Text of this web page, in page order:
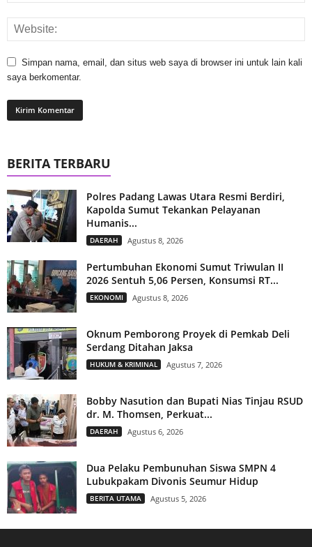
Simpan nama, email, dan situs web saya di browser ini untuk lain kali
saya berkomentar.
BERITA TERBARU
Polres Padang Lawas Utara Resmi Berdiri,
Kapolda Sumut Tekankan Pelayanan
Humanis...
DAERAH Agustus 8, 2026
Pertumbuhan Ekonomi Sumut Triwulan II
2026 Sentuh 5,06 Persen, Konsumsi RT...
EKONOMI Agustus 8, 2026
Oknum Pemborong Proyek di Pemkab Deli
Serdang Ditahan Jaksa
HUKUM & KRIMINAL Agustus 7, 2026
Bobby Nasution dan Bupati Nias Tinjau RSUD
dr. M. Thomsen, Perkuat...
DAERAH Agustus 6, 2026
Dua Pelaku Pembunuhan Siswa SMPN 4
Lubukpakam Divonis Seumur Hidup
BERITA UTAMA Agustus 5, 2026